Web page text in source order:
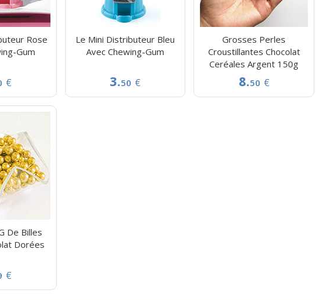
Rose
Gum
€
Le Mini Distributeur Bleu
Avec Chewing-Gum
3.50 €
Grosses Perles
Croustillantes Chocolat
Ceréales Argent 150g
8.50 €
De Billes
Dorées
€